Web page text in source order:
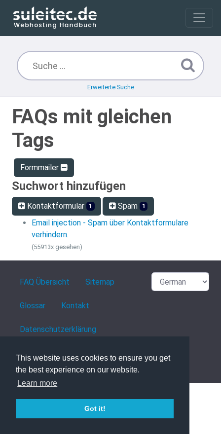
This website uses cookies to ensure you get
the best experience on our website.
Learn more
Got it!
Erweiterte Suche
FAQs mit gleichen
Tags
Formmailer
Suchwort hinzufügen
Kontaktformular 1 Spam 1
Email injection - Spam über Kontaktformulare
verhindern.
(55913x gesehen)
FAQ Übersicht Sitemap
Glossar Kontakt
Datenschutzerklärung
powered with ❤️ and ☕️ byphpMyFAQ